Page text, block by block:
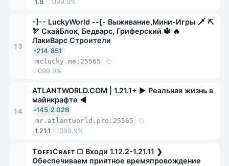
13
-]-- LuckyWorld --[- Выживание,Мини-Игры 🗡 ⛏
🏹 СкайБлок, Бедварс, Гриферский 🔱 🔥
ЛакиВарс Строители
214/851
mclucky.me:25565
099.9%
14
ATLANTWORLD.COM | 1.21.1+ ► Реальная жизнь в
майнкрафте ◄
145/2 026
mr.atlantworld.pro:25565
1.21.1 099.9%
TᴏꜰꜰɪCʀᴀꜰᴛ ▢ Входи 1.12.2-1.21.11 ❯
Обеспечиваем приятное времяпровождение